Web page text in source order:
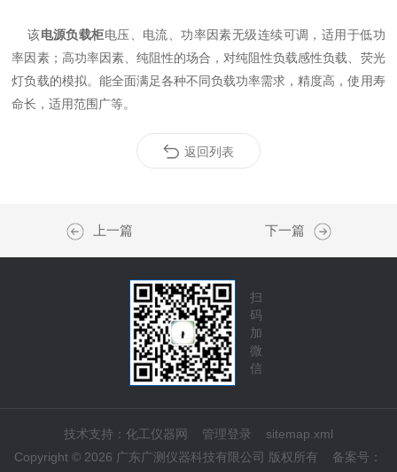
该电源负载柜电压、电流、功率因素无级连续可调，适用于低功
率因素；高功率因素、纯阻性的场合，对纯阻性负载感性负载、荧光
灯负载的模拟。能全面满足各种不同负载功率需求，精度高，使用寿
命长，适用范围广等。
返回列表
上一篇 下一篇
扫
码
加
微
信
技术支持： 化工仪器网 管理登录
sitemap.xml
Copyright © 2026 广东广测仪器科技有限公司 版权所有 备案号：